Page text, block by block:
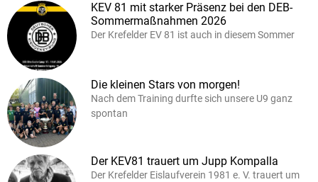
KEV 81 mit starker Präsenz bei den DEB-
Sommermaßnahmen 2026
Der Krefelder EV 81 ist auch in diesem Sommer
Die kleinen Stars von morgen!
Nach dem Training durfte sich unsere U9 ganz
spontan
Der KEV81 trauert um Jupp Kompalla
Der Krefelder Eislaufverein 1981 e. V. trauert um